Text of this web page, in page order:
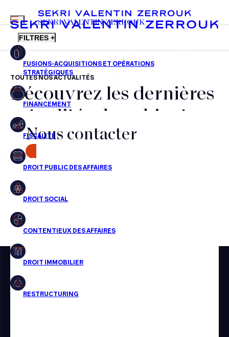
FR EN
MENU
SEKRI VALENTIN ZERROUK
FILTRES +
Fusions-acquisitions et opérations stratégiques
Financement
Fiscalité
Droit public des affaires
Droit social
Droit immobilier
Restructuring
TOUTES NOS ACTUALITÉS
Découvrez les dernières
actualités du cabinet,
nos récompenses et nos
transactions, jour après
jour
Aucun résultats pour cette recherche
Nous contacter